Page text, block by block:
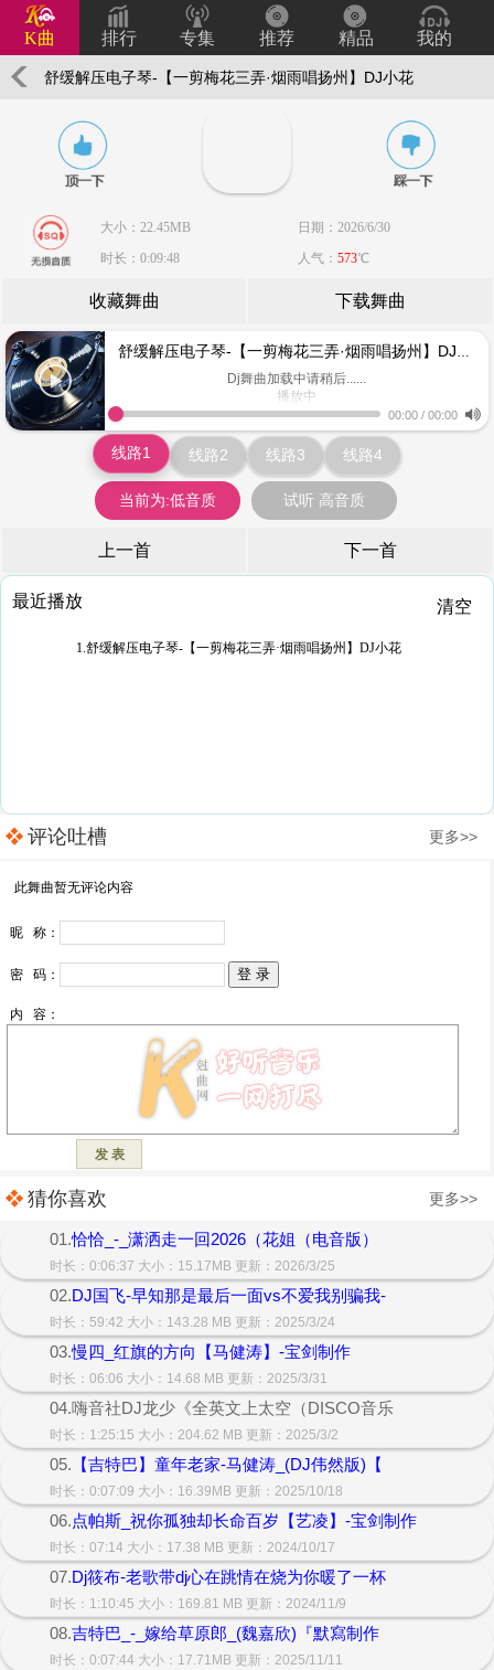
K曲 排行 专集 推荐 精品 我的
舒缓解压电子琴-【一剪梅花三弄·烟雨唱扬州】DJ小花
大小：22.45MB
日期：2026/6/30
时长：0:09:48
人气： 573℃
收藏舞曲 下载舞曲
舒缓解压电子琴-【一剪梅花三弄·烟雨唱扬州】DJ小花
Dj舞曲加载中请稍后......
播放中
www.keiqu.com
00:00 / 00:00
线路1 线路2 线路3 线路4
当前为:低音质 试听 高音质
上一首 下一首
最近播放 清空
1.舒缓解压电子琴-【一剪梅花三弄·烟雨唱扬州】DJ小花
评论吐槽 更多>>
猜你喜欢 更多>>
01.恰恰_-_潇洒走一回2026（花姐（电音版）
时长：0:06:37 大小：15.17MB 更新：2026/3/25
02.DJ国飞-早知那是最后一面vs不爱我别骗我-
时长：59:42 大小：143.28 MB 更新：2025/3/24
03.慢四_红旗的方向【马健涛】-宝剑制作
时长：06:06 大小：14.68 MB 更新：2025/3/31
04.嗨音社DJ龙少《全英文上太空（DISCO音乐
时长：1:25:15 大小：204.62 MB 更新：2025/3/2
05. 【吉特巴】童年老家-马健涛_(DJ伟然版)【
时长：0:07:09 大小：16.39MB 更新：2025/10/18
06.点帕斯_祝你孤独却长命百岁【艺凌】-宝剑制作
时长：07:14 大小：17.38 MB 更新：2024/10/17
07.Dj筱布-老歌带dj心在跳情在烧为你暖了一杯
时长：1:10:45 大小：169.81 MB 更新：2024/11/9
08.吉特巴_-_嫁给草原郎_(魏嘉欣)『默寫制作
时长：0:07:44 大小：17.71MB 更新：2025/11/11